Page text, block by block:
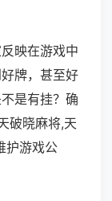
映在游戏中
牌，甚至好
是有挂？确
破晓麻将,天
护游戏公